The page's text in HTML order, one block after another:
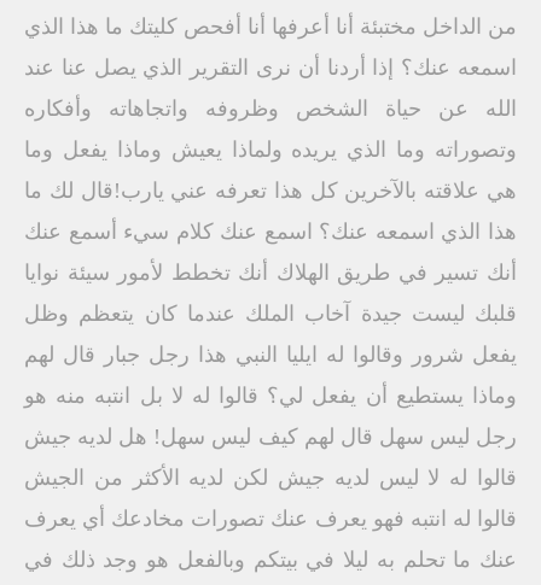
من الداخل مختبئة أنا أعرفها أنا أفحص كليتك ما هذا الذي
اسمعه عنك؟ إذا أردنا أن نرى التقرير الذي يصل عنا عند
الله عن حياة الشخص وظروفه واتجاهاته وأفكاره
وتصوراته وما الذي يريده ولماذا يعيش وماذا يفعل وما
هي علاقته بالآخرين كل هذا تعرفه عني يارب!قال لك ما
هذا الذي اسمعه عنك؟ اسمع عنك كلام سيء أسمع عنك
أنك تسير في طريق الهلاك أنك تخطط لأمور سيئة نوايا
قلبك ليست جيدة آخاب الملك عندما كان يتعظم وظل
يفعل شرور وقالوا له ايليا النبي هذا رجل جبار قال لهم
وماذا يستطيع أن يفعل لي؟ قالوا له لا بل انتبه منه هو
رجل ليس سهل قال لهم كيف ليس سهل! هل لديه جيش
قالوا له لا ليس لديه جيش لكن لديه الأكثر من الجيش
قالوا له انتبه فهو يعرف عنك تصورات مخادعك أي يعرف
عنك ما تحلم به ليلا في بيتكم وبالفعل هو وجد ذلك في